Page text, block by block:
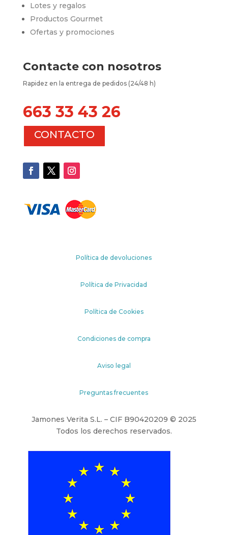
Lotes y regalos
Productos Gourmet
Ofertas y promociones
Contacte con nosotros
Rapidez en la entrega de pedidos (24/48 h)
663 33 43 26
CONTACTO
Política de devoluciones
Política de Privacidad
Política de Cookies
Condiciones de compra
Aviso legal
Preguntas frecuentes
Jamones Verita S.L. – CIF B90420209 © 2025
Todos los derechos reservados.